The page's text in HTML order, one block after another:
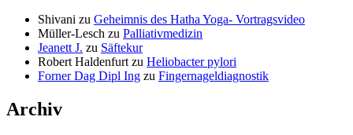
Shivani zu Geheimnis des Hatha Yoga- Vortragsvideo
Müller-Lesch zu Palliativmedizin
Jeanett J. zu Säftekur
Robert Haldenfurt zu Heliobacter pylori
Forner Dag Dipl Ing zu Fingernageldiagnostik
Archiv